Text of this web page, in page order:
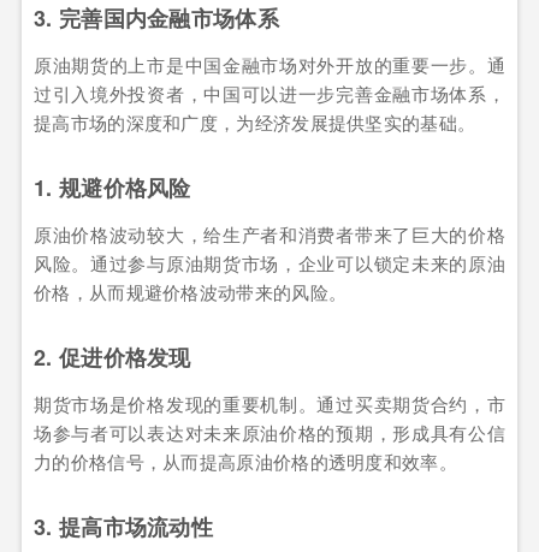
3. 完善国内金融市场体系
原油期货的上市是中国金融市场对外开放的重要一步。通
过引入境外投资者，中国可以进一步完善金融市场体系，
提高市场的深度和广度，为经济发展提供坚实的基础。
1. 规避价格风险
原油价格波动较大，给生产者和消费者带来了巨大的价格
风险。通过参与原油期货市场，企业可以锁定未来的原油
价格，从而规避价格波动带来的风险。
2. 促进价格发现
期货市场是价格发现的重要机制。通过买卖期货合约，市
场参与者可以表达对未来原油价格的预期，形成具有公信
力的价格信号，从而提高原油价格的透明度和效率。
3. 提高市场流动性